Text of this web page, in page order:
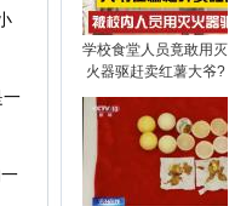
一
学校食堂人员竟敢用灭
火器驱赶卖红薯大爷?